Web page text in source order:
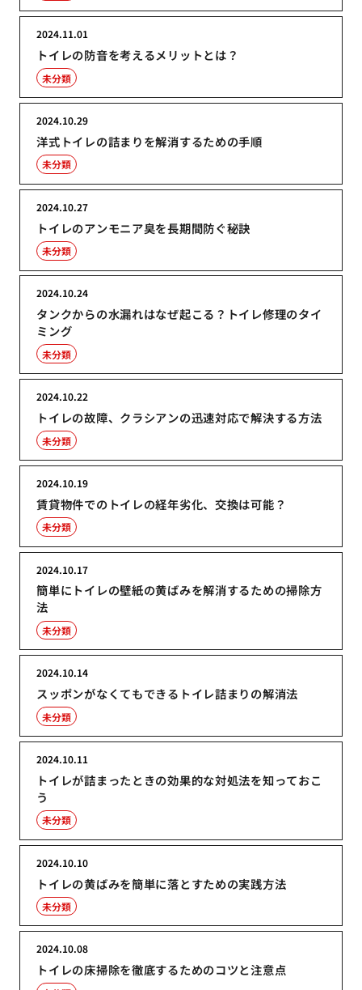
トイレの防音を考えるメリットとは？
2024.11.01
未分類
洋式トイレの詰まりを解消するための手順
2024.10.29
未分類
トイレのアンモニア臭を長期間防ぐ秘訣
2024.10.27
未分類
タンクからの水漏れはなぜ起こる？トイレ修理のタイ
ミング
2024.10.24
未分類
トイレの故障、クラシアンの迅速対応で解決する方法
2024.10.22
未分類
賃貸物件でのトイレの経年劣化、交換は可能？
2024.10.19
未分類
簡単にトイレの壁紙の黄ばみを解消するための掃除方
法
2024.10.17
未分類
スッポンがなくてもできるトイレ詰まりの解消法
2024.10.14
未分類
トイレが詰まったときの効果的な対処法を知っておこ
う
2024.10.11
未分類
トイレの黄ばみを簡単に落とすための実践方法
2024.10.10
未分類
トイレの床掃除を徹底するためのコツと注意点
2024.10.08